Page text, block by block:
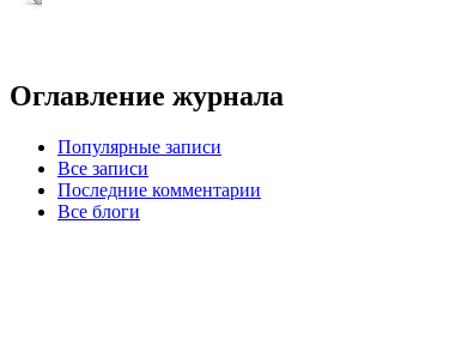
Оглавление журнала
Популярные записи
Все записи
Последние комментарии
Все блоги